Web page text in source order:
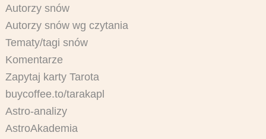
Autorzy snów
Autorzy snów wg czytania
Tematy/tagi snów
Komentarze
Zapytaj karty Tarota
buycoffee.to/tarakapl
Astro-analizy
AstroAkademia